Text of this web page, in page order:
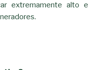
extremamente alto e